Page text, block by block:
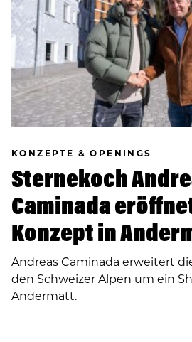
KONZEPTE & OPENINGS
Sternekoch
Caminada
Konzept in
Andreas Caminada erweitert
den Schweizer Alpen um ein
Andermatt.